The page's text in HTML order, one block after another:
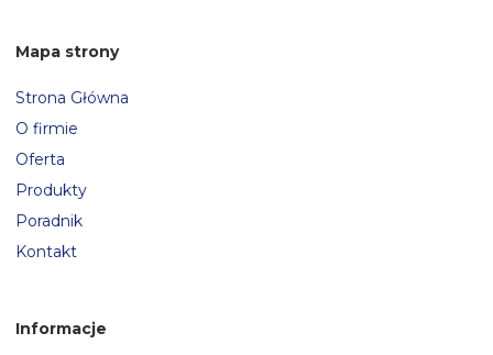
Mapa strony
Strona Główna
O firmie
Oferta
Produkty
Poradnik
Kontakt
Informacje